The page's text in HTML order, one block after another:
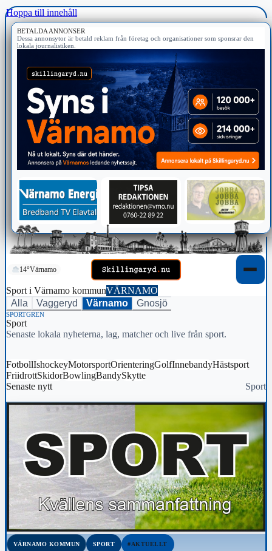
Hoppa till innehåll
BETALDA ANNONSER
Dessa annonsytor är betald reklam från företag och organisationer som sponsrar den
lokala journalistiken.
14°Värnamo
Sport i Värnamo kommunVÄRNAMO
Alla
Vaggeryd Värnamo Gnosjö
SPORTGREN
Sport
Senaste lokala nyheterna, lag, matcher och live från sport.
FotbollIshockeyMotorsportOrienteringGolfInnebandyHästsport
FriidrottSkidorBowlingBandySkytte
Senaste nytt
Sport
VÄRNAMO KOMMUN SPORT #AKTUELLT